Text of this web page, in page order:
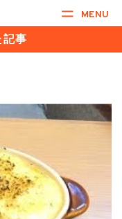
MENU
記事